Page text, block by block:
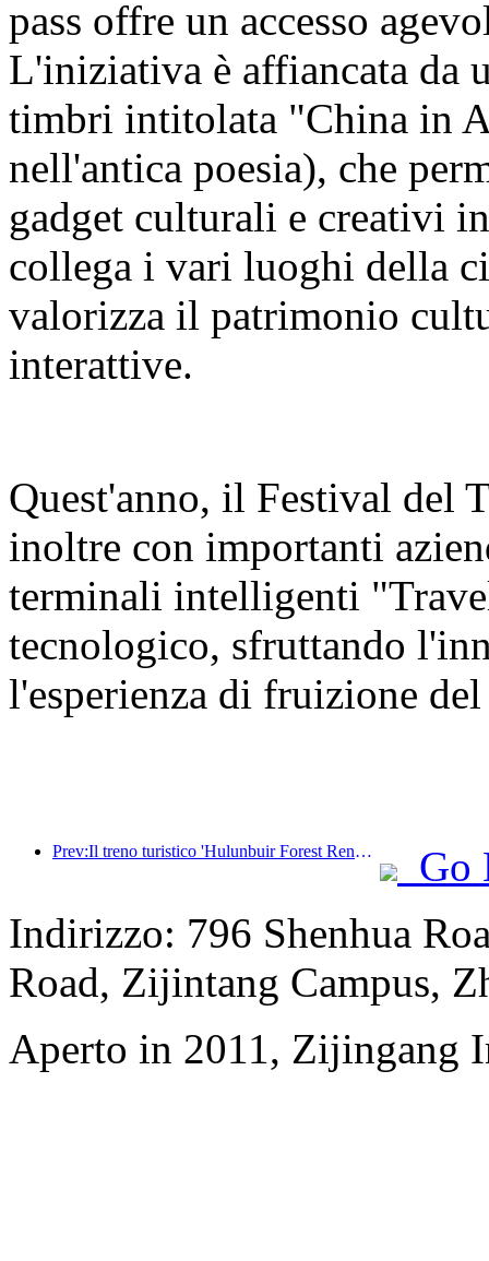
pass offre un accesso
L'iniziativa è affiancata da
timbri intitolata "China in
nell'antica poesia), che
gadget culturali e creativi
collega i vari luoghi della
valorizza il patrimonio
interattive.
Quest'anno, il Festival del
inoltre con importanti
terminali intelligenti
tecnologico, sfruttando
l'esperienza di fruizione
Prev:Il treno turistico 'Hulunbuir Forest Rendezvous - Daxinganling Express - Starlight Train - Tianyi Journey' effettua il suo viaggio inaugurale.
Go
Indirizzo: 796 Shenhua
Road, Zijintang Campus,
Aperto in 2011, Zijingang